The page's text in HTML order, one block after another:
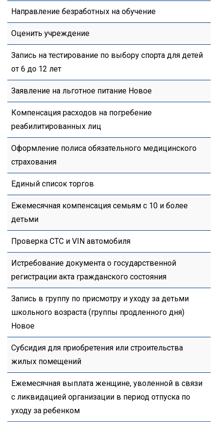
Направление безработных на обучение
Оценить учреждение
Запись на тестирование по выбору спорта для детей
от 6 до 12 лет
Заявление на льготное питание Новое
Компенсация расходов на погребение
реабилитированных лиц
Оформление полиса обязательного медицинского
страхования
Единый список торгов
Ежемесячная компенсация семьям с 10 и более
детьми
Проверка СТС и VIN автомобиля
Истребование документа о государственной
регистрации акта гражданского состояния
Запись в группу по присмотру и уходу за детьми
школьного возраста (группы продленного дня)
Новое
Субсидия для приобретения или строительства
жилых помещений
Ежемесячная выплата женщине, уволенной в связи
с ликвидацией организации в период отпуска по
уходу за ребенком